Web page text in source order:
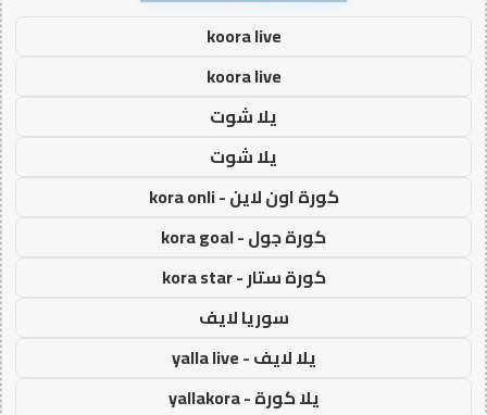
koora live
koora live
يلا شوت
يلا شوت
كورة اون لاين - kora onli
كورة جول - kora goal
كورة ستار - kora star
سوريا لايف
يلا لايف - yalla live
يلا كورة - yallakora